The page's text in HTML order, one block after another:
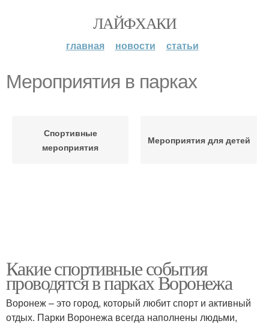
ЛАЙФХАКИ
главная новости статьи
Мероприятия в парках
Спортивные
мероприятия
Мероприятия для детей
Какие спортивные события
проводятся в парках Воронежа
Воронеж – это город, который любит спорт и активный
отдых. Парки Воронежа всегда наполнены людьми,